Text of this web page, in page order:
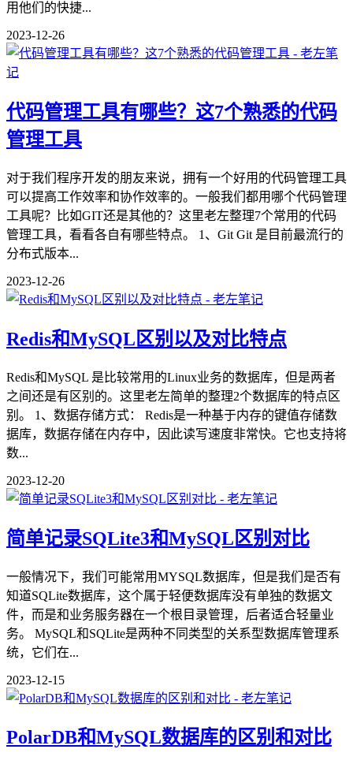
用他们的快捷...
2023-12-26
代码管理工具有哪些？这7个熟悉的代码
管理工具
对于我们程序开发的朋友来说，拥有一个好用的代码管理工具
可以提高工作效率和协作效率的。一般我们都用哪个代码管理
工具呢？比如GIT还是其他的？这里老左整理7个常用的代码
管理工具，看看各自有哪些特点。 1、Git Git 是目前最流行的
分布式版本...
2023-12-26
Redis和MySQL区别以及对比特点
Redis和MySQL 是比较常用的Linux业务的数据库，但是两者
之间还是有区别的。这里老左简单的整理2个数据库的特点区
别。 1、数据存储方式： Redis是一种基于内存的键值存储数
据库，数据存储在内存中，因此读写速度非常快。它也支持将
数...
2023-12-20
简单记录SQLite3和MySQL区别对比
一般情况下，我们可能常用MYSQL数据库，但是我们是否有
知道SQLite数据库，这个属于轻便数据库没有单独的数据文
件，而是和业务服务器在一个根目录管理，后者适合轻量业
务。 MySQL和SQLite是两种不同类型的关系型数据库管理系
统，它们在...
2023-12-15
PolarDB和MySQL数据库的区别和对比